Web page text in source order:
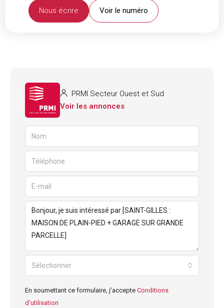
Nous écrire Voir le numéro
PRMI Secteur Ouest et Sud
Voir les annonces
Sélectionner
En soumettant ce formulaire, j'accepte Conditions
d'utilisation